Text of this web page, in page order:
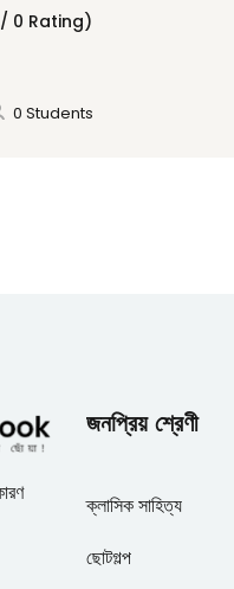
0 Rating)
0 Students
জনপ্রিয় শ্রেণী
ক্লাসিক সাহিত্য
ছোটগল্প